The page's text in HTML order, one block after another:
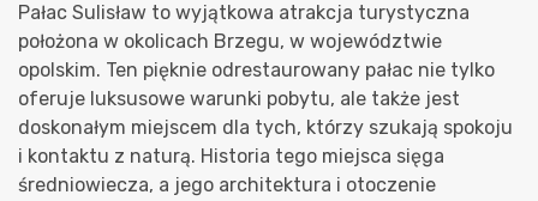
Pałac Sulisław to wyjątkowa atrakcja turystyczna
położona w okolicach Brzegu, w województwie
opolskim. Ten pięknie odrestaurowany pałac nie tylko
oferuje luksusowe warunki pobytu, ale także jest
doskonałym miejscem dla tych, którzy szukają spokoju
i kontaktu z naturą. Historia tego miejsca sięga
średniowiecza, a jego architektura i otoczenie